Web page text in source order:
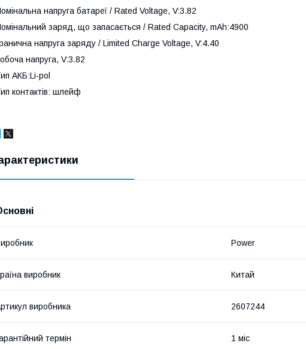
напруга батареї / Rated Voltage, V:3.82
заряд, що запасається / Rated Capacity, mAh:4900
напруга заряду / Limited Charge Voltage, V:4.40
напруга, V:3.82
АКБ:Li-pol
контактів: шлейф
Power
виробник Китай
виробника 2607244
термін 1 міс